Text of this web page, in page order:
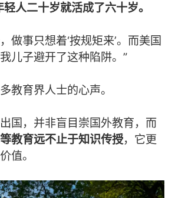
人二十岁就活成了六十岁。
做事只想着‘按规矩来’。而美国
儿子避开了这种陷阱。”
教育界人士的心声。
国，并非盲目崇国外教育，而
教育远不止于知识传授，它更
值。